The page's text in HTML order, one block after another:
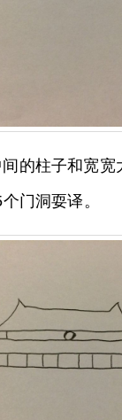
的柱子和宽宽
门洞耍译。